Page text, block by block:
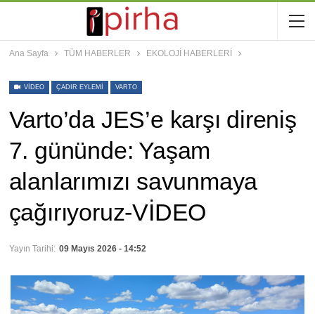
Ana Sayfa TÜM HABERLER EKOLOJİ HABERLERİ
VIDEO ÇADIR EYLEMI VARTO
Varto’da JES’e karşı direniş
7. gününde: Yaşam
alanlarımızı savunmaya
çağırıyoruz-VİDEO
Yayın Tarihi: 09 Mayıs 2026 - 14:52